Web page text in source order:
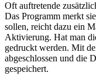
Oft auftretende
Das Programm merkt
sollen, reicht dazu ein
Aktivierung. Hat man
gedruckt werden. Mit
abgeschlossen und die
gespeichert.